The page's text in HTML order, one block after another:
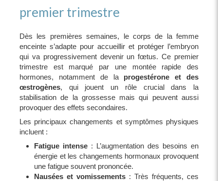
premier trimestre
Dès les premières semaines, le corps de la femme
enceinte s’adapte pour accueillir et protéger l’embryon
qui va progressivement devenir un fœtus. Ce premier
trimestre est marqué par une montée rapide des
hormones, notamment de la progestérone et des
œstrogènes, qui jouent un rôle crucial dans la
stabilisation de la grossesse mais qui peuvent aussi
provoquer des effets secondaires.
Les principaux changements et symptômes physiques
incluent :
Fatigue intense : L’augmentation des besoins en
énergie et les changements hormonaux provoquent
une fatigue souvent prononcée.
Nausées et vomissements : Très fréquents, ces